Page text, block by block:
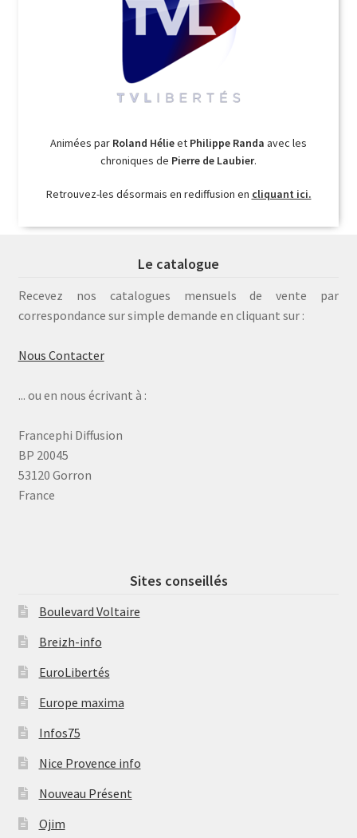
Animées par Roland Hélieet Philippe Randa avec les
chroniques de Pierre de Laubier.
Retrouvez-les désormais en rediffusion en cliquant ici.
Le catalogue
Recevez nos catalogues mensuels de vente par
correspondance sur simple demande en cliquant sur :
Nous Contacter
... ou en nous écrivant à :
Francephi Diffusion
BP 20045
53120 Gorron
France
Sites conseillés
Boulevard Voltaire
Breizh-info
EuroLibertés
Europe maxima
Infos75
Nice Provence info
Nouveau Présent
Ojim